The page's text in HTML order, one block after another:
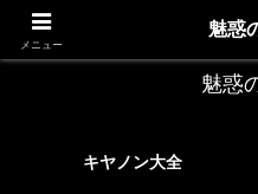
レトロ
魅惑
キヤノン大全
メニュー
魅惑